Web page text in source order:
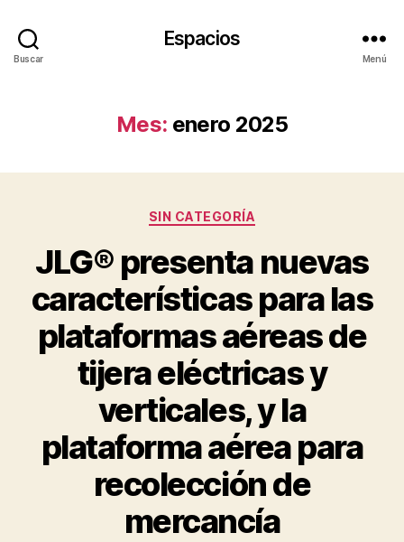
Buscar
Espacios
Menú
Mes: enero 2025
Categorías
SIN CATEGORÍA
JLG® presenta nuevas
características para las
plataformas aéreas de
tijera eléctricas y
verticales, y la
plataforma aérea para
recolección de
mercancía